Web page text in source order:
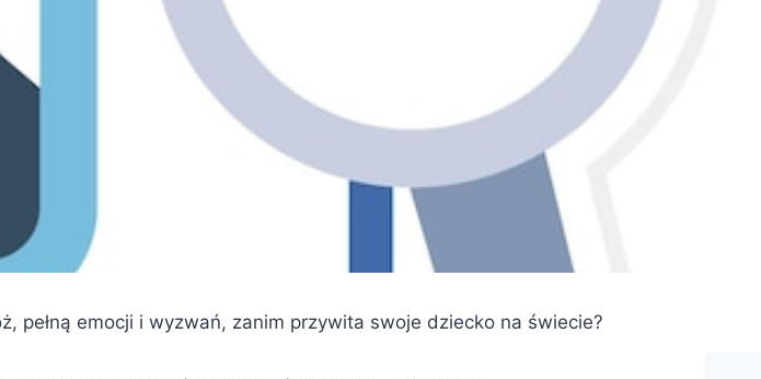
pełną emocji i wyzwań, zanim przywita swoje dziecko na świecie?